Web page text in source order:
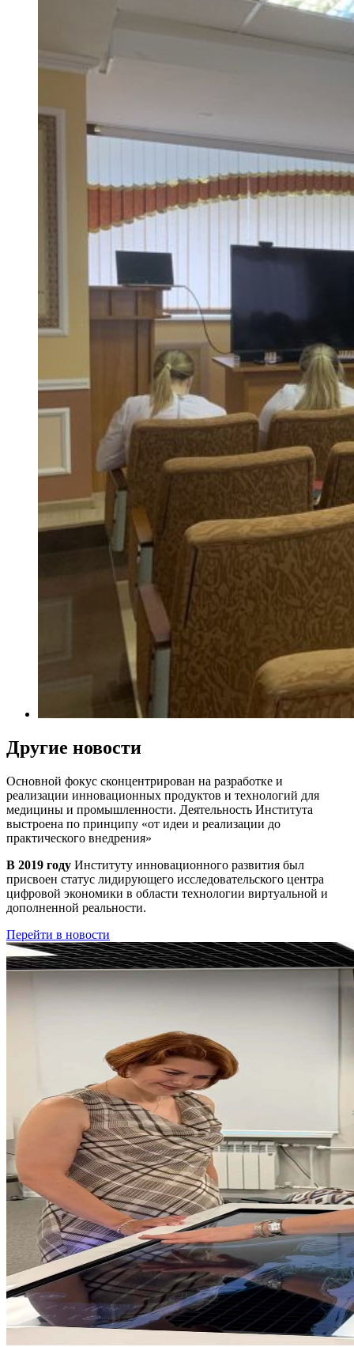
Другие новости
Основной фокус сконцентрирован на разработке и
реализации инновационных продуктов и технологий для
медицины и промышленности. Деятельность Института
выстроена по принципу «от идеи и реализации до
практического внедрения»
В 2019 году Институту инновационного развития был
присвоен статус лидирующего исследовательского центра
цифровой экономики в области технологии виртуальной и
дополненной реальности.
Перейти в новости